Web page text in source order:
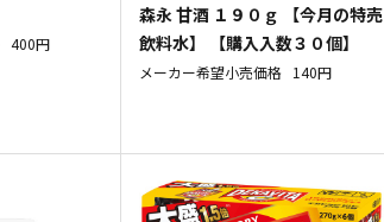
400円
森永 甘酒 １９０ｇ 【今月の特売
飲料水】 【購入入数３０個】
メーカー希望小売価格 140円